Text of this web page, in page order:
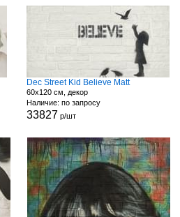
Dec Street Kid Believe Matt
60x120 см, декор
Наличие: по запросу
33827 р/шт